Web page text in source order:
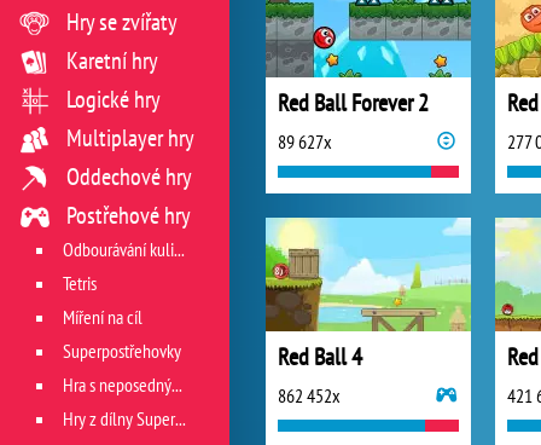
Red Ball Forever 2
89 627x 277
Red Ball 4
862 452x 421
Hry se zvířaty
Karetní hry
Logické hry
Multiplayer hry
Oddechové hry
Postřehové hry
Odbourávání kuliček
Tetris
Míření na cíl
Superpostřehovky
Hra s neposedným míčkem
Hry z dílny Superhry.cz